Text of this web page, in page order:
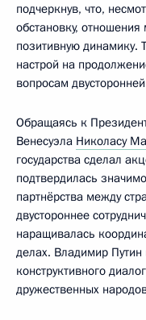
подчеркнув, что,
обстановку,
позитивную динамику.
настрой на
вопросам
Обращаясь к
Венесуэла Николасу
государства сделал
подтвердилась
партнёрства между
двустороннее
наращивалась
делах. Владимир
конструктивного
дружественных